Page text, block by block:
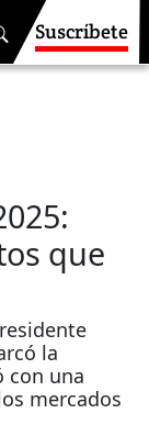
Suscríbete
que
la
con una
mercados